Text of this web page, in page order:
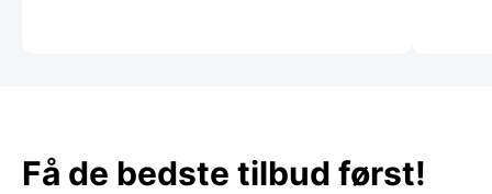
Få de bedste tilbud først!